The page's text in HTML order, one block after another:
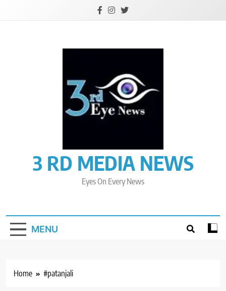
3 RD MEDIA NEWS
Eyes On Every News
MENU
Home #patanjali